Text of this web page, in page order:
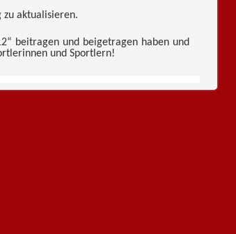
zu aktualisieren.
beitragen und beigetragen haben und
und Sportlern!